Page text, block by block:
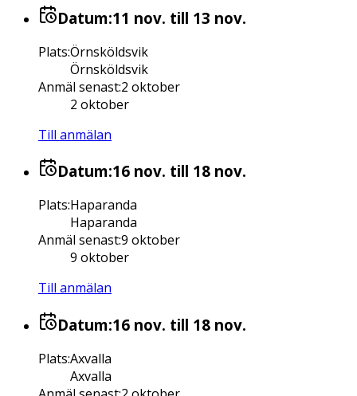
Datum:11 nov. till 13 nov.
Plats:Örnsköldsvik
Örnsköldsvik
Anmäl senast:2 oktober
2 oktober
Till anmälan
Datum:16 nov. till 18 nov.
Plats:Haparanda
Haparanda
Anmäl senast:9 oktober
9 oktober
Till anmälan
Datum:16 nov. till 18 nov.
Plats:Axvalla
Axvalla